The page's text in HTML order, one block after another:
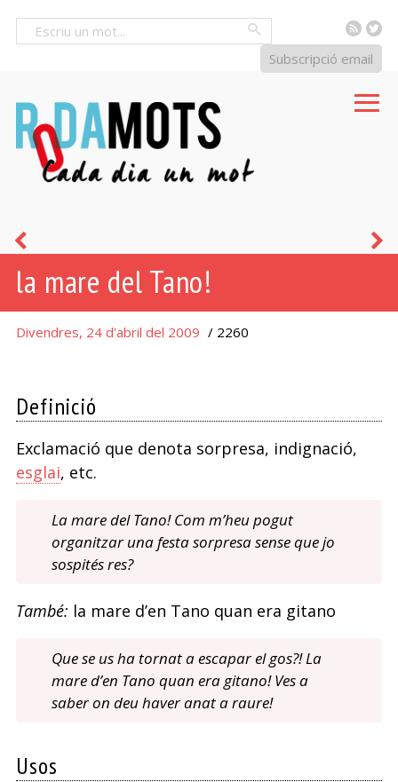
RSS
Subscripció email
la mare del Tano!
Divendres, 24 d'abril del 2009 / 2260
Definició
Exclamació que denota sorpresa, indignació,
esglai, etc.
La mare del Tano! Com m’heu pogut
organitzar una festa sorpresa sense que jo
sospités res?
També: la mare d’en Tano quan era gitano
Que se us ha tornat a escapar el gos?! La
mare d’en Tano quan era gitano! Ves a
saber on deu haver anat a raure!
Usos
fer
tant
de
en
Palou
a
Pobla